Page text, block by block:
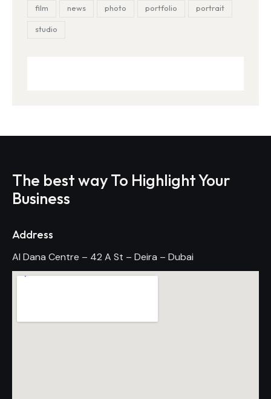
film news photo portfolio portrait
studio
The best way To Highlight Your
Business
Address
Al Dana Centre – 42 A St – Deira – Dubai